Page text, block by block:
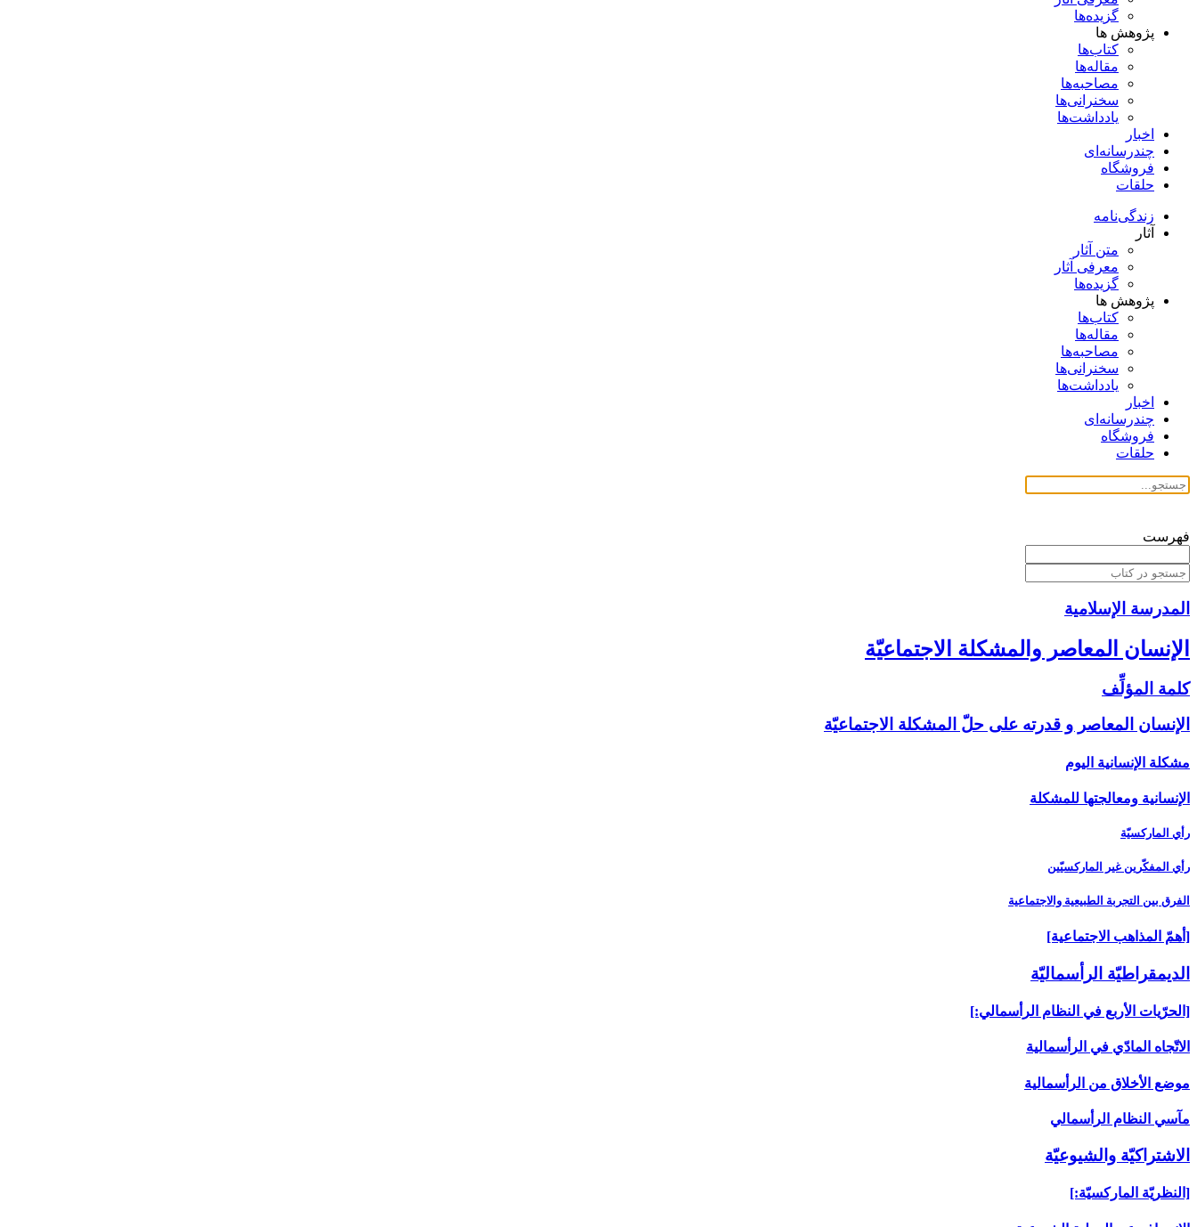
گزیده‌ها
پژوهش ها
کتاب‌ها
مقاله‌ها
مصاحبه‌ها
سخنرانی‌ها
یادداشت‌ها
اخبار
چندرسانه‌ای
فروشگاه
حلقات
زندگی‌نامه
آثار
متن آثار
معرفی آثار
گزیده‌ها
پژوهش ها
کتاب‌ها
مقاله‌ها
مصاحبه‌ها
سخنرانی‌ها
یادداشت‌ها
اخبار
چندرسانه‌ای
فروشگاه
حلقات
فهرست
المدرسة الإسلامیة
الإنسان المعاصر والمشكلة الاجتماعيّة
كلمة المؤلِّف‏
الإنسان المعاصر و قدرته على حلّ المشكلة الاجتماعيّة
مشكلة الإنسانية اليوم‏
الإنسانية ومعالجتها للمشكلة
رأي الماركسيّة
رأي المفكّرين غير الماركسيّين
الفرق بين التجربة الطبيعية والاجتماعية
[أهمّ المذاهب الاجتماعية]
الديمقراطيّة الرأسماليّة
[الحرّيات الأربع في النظام الرأسمالي:]
الاتّجاه المادّي في الرأسمالية
موضع الأخلاق من الرأسمالية
مآسي النظام الرأسمالي
الاشتراكيّة والشيوعيّة
[النظريّة الماركسيّة:]